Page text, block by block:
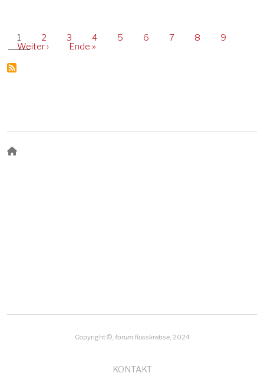
PAGINATION
Current page
1 Page
2 Page
3 Page
4 Page
5 Page
6 Page
7 Page
8 Page
9
Next page
Weiter › Last page
Ende »
Copyright ©, forum flusskrebse, 2024
KONTAKT